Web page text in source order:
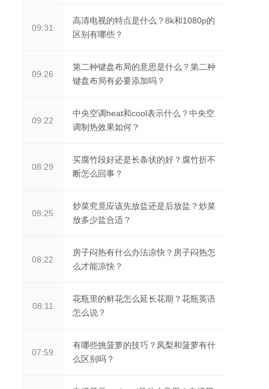
09:31
高清电视的特点是什么？8k和1080p的
区别有哪些？
09:26
第二种键盘布局的意思是什么？第二种
键盘布局有必要添加吗？
09:22
中央空调heat和cool表示什么？中央空
调制热效果如何？
08:29
买腐竹段好还是长条状的好？腐竹折不
断怎么回事？
08:25
炒菜究竟应该先放盐还是后放盐？炒菜
放多少盐合适？
08:22
房子闷热有什么办法凉快？房子闷热怎
么才能凉快？
08:11
花瓶里的鲜花怎么延长花期？花瓶英语
怎么说？
07:59
有哪些挑菠萝的技巧？凤梨和菠萝有什
么区别吗？